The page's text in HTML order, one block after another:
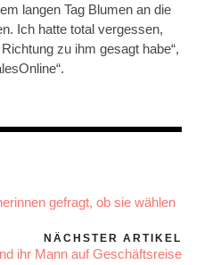
langen Tag Blumen an die
Ich hatte total vergessen,
zu ihm gesagt habe“,
gefragt, ob sie wählen
NÄCHSTER ARTIKEL
ihr Mann auf Geschäftsreise